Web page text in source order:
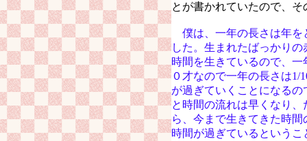
とが書かれていたので、
僕は、一年の長さは年
した。生まれたばっかり
時間を生きているので、
０才なので一年の長さは1/
が過ぎていくことになる
と時間の流れは早くなり
ら、今まで生きてきた時間
時間が過ぎているという